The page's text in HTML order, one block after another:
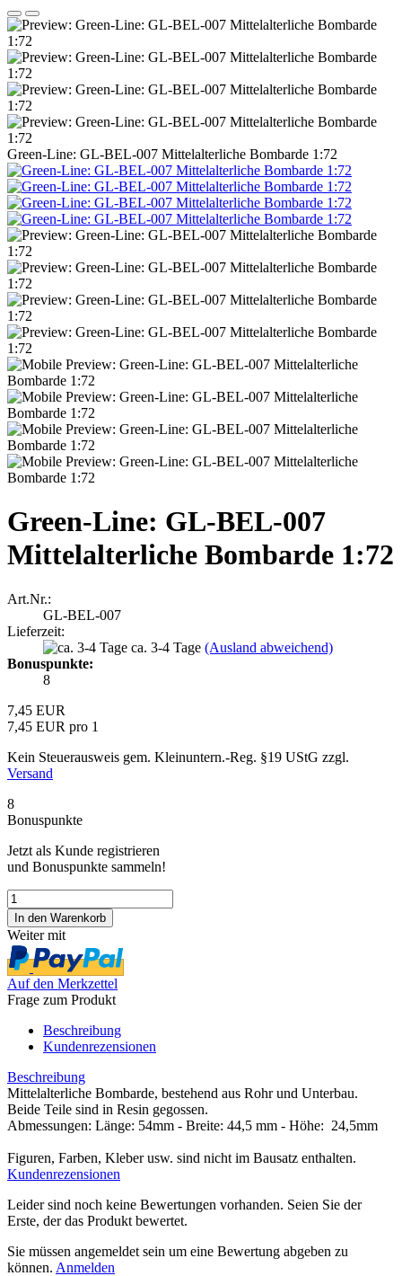
Green-Line: GL-BEL-007 Mittelalterliche Bombarde 1:72
Green-Line: GL-BEL-007
Mittelalterliche Bombarde 1:72
Art.Nr.:
GL-BEL-007
Lieferzeit:
ca. 3-4 Tage (Ausland abweichend)
Bonuspunkte:
8
7,45 EUR
7,45 EUR pro 1
Kein Steuerausweis gem. Kleinuntern.-Reg. §19 UStG zzgl.
Versand
8
Bonuspunkte
Jetzt als Kunde registrieren
und Bonuspunkte sammeln!
Weiter mit
Auf den Merkzettel
Frage zum Produkt
Beschreibung
Kundenrezensionen
Beschreibung
Mittelalterliche Bombarde, bestehend aus Rohr und Unterbau.
Beide Teile sind in Resin gegossen.
Abmessungen: Länge: 54mm - Breite: 44,5 mm - Höhe: 24,5mm
Figuren, Farben, Kleber usw. sind nicht im Bausatz enthalten.
Kundenrezensionen
Leider sind noch keine Bewertungen vorhanden. Seien Sie der
Erste, der das Produkt bewertet.
Sie müssen angemeldet sein um eine Bewertung abgeben zu
können. Anmelden